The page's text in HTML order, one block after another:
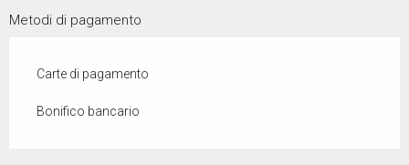
Metodi di pagamento
Carte di pagamento
Bonifico bancario